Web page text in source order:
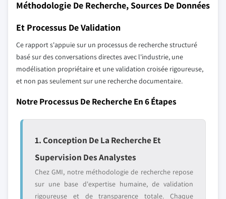
Méthodologie De Recherche, Sources De Données
Et Processus De Validation
Ce rapport s'appuie sur un processus de recherche structuré
basé sur des conversations directes avec l'industrie, une
modélisation propriétaire et une validation croisée rigoureuse,
et non pas seulement sur une recherche documentaire.
Notre Processus De Recherche En 6 Étapes
1. Conception De La Recherche Et
Supervision Des Analystes
Chez GMI, notre méthodologie de recherche repose
sur une base d'expertise humaine, de validation
rigoureuse et de transparence totale. Chaque